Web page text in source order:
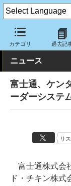
カテゴリ 過去記
クラウド Watch ト
ニュース
富士通、ケン
ーダーシステ
リ
富士通株式会
ド・チキン株式